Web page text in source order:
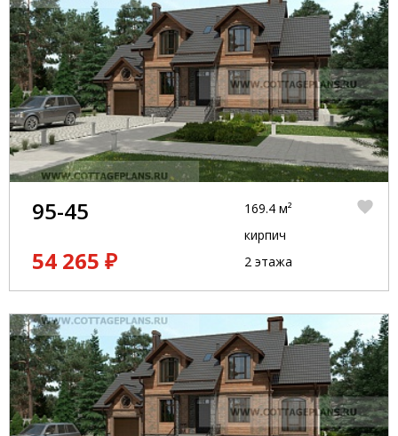
95-45
54 265 ₽
169.4 м²
кирпич
2 этажа